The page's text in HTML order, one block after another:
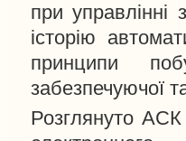
при управлінні
історію
принципи
забезпечуючої
Розглянуто